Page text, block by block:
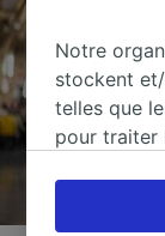
Notre
stockent
telles que
pour traiter
droit